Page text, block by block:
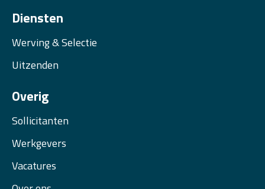
Diensten
Werving & Selectie
Uitzenden
Overig
Sollicitanten
Werkgevers
Vacatures